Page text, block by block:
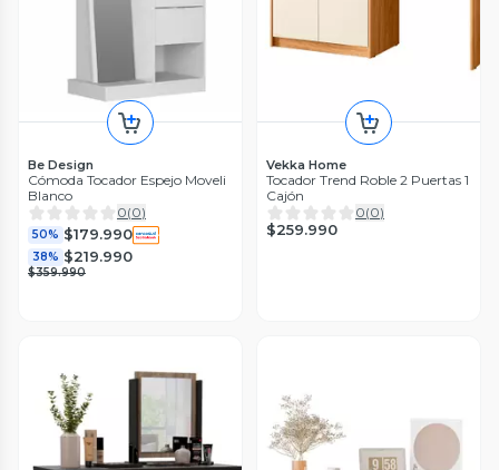
Be Design
Cómoda Tocador Espejo Moveli
Blanco
0(0)
50% $179.990
38% $219.990
$359.990
Vekka Home
Tocador Trend Roble 2 Puertas 1
Cajón
0(0)
$259.990